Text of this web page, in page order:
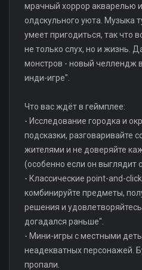
мрачный хоррор акварелью
олдскульного уюта. Музыка
умеет пригодиться, так что
не только слух, но и жизнь.
монстров - новый челлендж
инди-игре".
Что вас ждёт в геймплее:
- Исследование городка и
подсказки, разговаривайте
жителями и не доверяйте
(особенно если он
- Классические point-and-
комбинируйте предметы,
решения и
догадался раньше".
- Мини-игры с местными
неадекватных персонажей.
пропали.